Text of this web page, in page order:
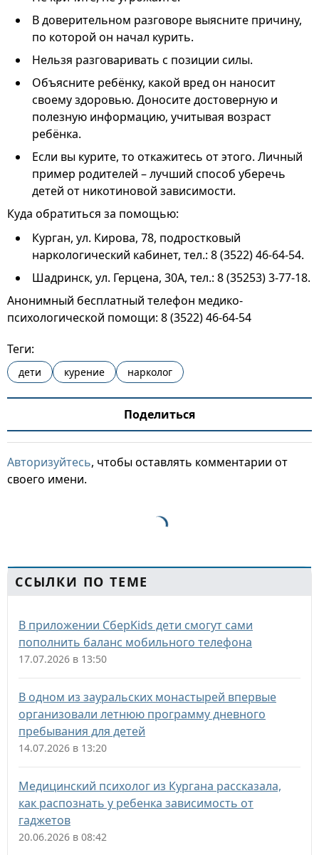
В доверительном разговоре выясните причину,
по которой он начал курить.
Нельзя разговаривать с позиции силы.
Объясните ребёнку, какой вред он наносит
своему здоровью. Доносите достоверную и
полезную информацию, учитывая возраст
ребёнка.
Если вы курите, то откажитесь от этого. Личный
пример родителей – лучший способ уберечь
детей от никотиновой зависимости.
Куда обратиться за помощью:
Курган, ул. Кирова, 78, подростковый
наркологический кабинет, тел.: 8 (3522) 46-64-54.
Шадринск, ул. Герцена, 30А, тел.: 8 (35253) 3-77-18.
Анонимный бесплатный телефон медико-
психологической помощи: 8 (3522) 46-64-54
Теги:
дети курение нарколог
Поделиться
Авторизуйтесь, чтобы оставлять комментарии от
своего имени.
ССЫЛКИ ПО ТЕМЕ
В приложении СберKids дети смогут сами
пополнить баланс мобильного телефона
17.07.2026 в 13:50
В одном из зауральских монастырей впервые
организовали летнюю программу дневного
пребывания для детей
14.07.2026 в 13:20
Медицинский психолог из Кургана рассказала,
как распознать у ребенка зависимость от
гаджетов
20.06.2026 в 08:42